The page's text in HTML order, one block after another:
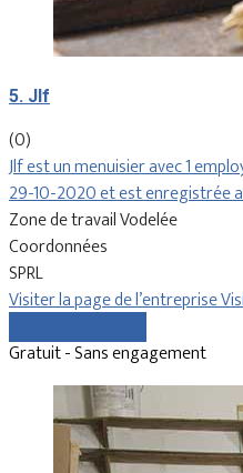
5. Jlf
(0)
Jlf est un menuisier avec 1
29-10-2020 et est enregistrée
Zone de travail Vodelée
Coordonnées
SPRL
Visiter la page de l’entreprise
Gratuit - Sans engagement